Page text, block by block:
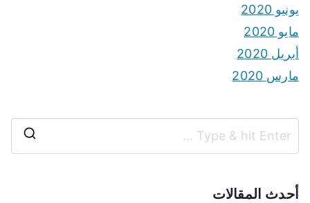
يونيو 2020
مايو 2020
أبريل 2020
مارس 2020
أحدث المقالات